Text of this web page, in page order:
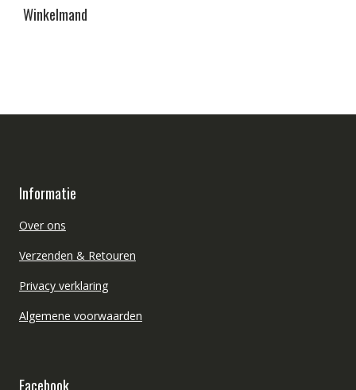
Winkelmand
Informatie
Over ons
Verzenden & Retouren
Privacy verklaring
Algemene voorwaarden
Facebook